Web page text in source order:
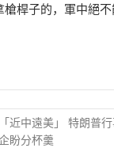
槍桿子的，軍中絕
近中遠美」 特朗普
盼分杯羹